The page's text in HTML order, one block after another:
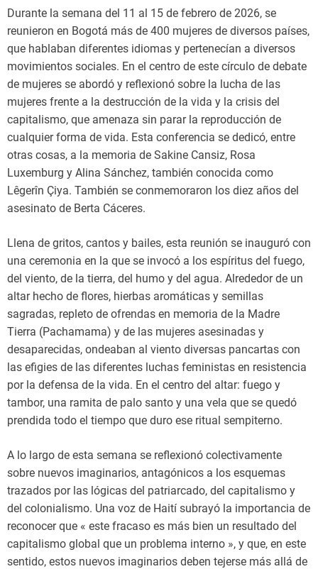
Durante la semana del 11 al 15 de febrero de 2026, se
reunieron en Bogotá más de 400 mujeres de diversos países,
que hablaban diferentes idiomas y pertenecían a diversos
movimientos sociales. En el centro de este círculo de debate
de mujeres se abordó y reflexionó sobre la lucha de las
mujeres frente a la destrucción de la vida y la crisis del
capitalismo, que amenaza sin parar la reproducción de
cualquier forma de vida. Esta conferencia se dedicó, entre
otras cosas, a la memoria de Sakine Cansiz, Rosa
Luxemburg y Alina Sánchez, también conocida como
Lêgerîn Çiya. También se conmemoraron los diez años del
asesinato de Berta Cáceres.
Llena de gritos, cantos y bailes, esta reunión se inauguró con
una ceremonia en la que se invocó a los espíritus del fuego,
del viento, de la tierra, del humo y del agua. Alrededor de un
altar hecho de flores, hierbas aromáticas y semillas
sagradas, repleto de ofrendas en memoria de la Madre
Tierra (Pachamama) y de las mujeres asesinadas y
desaparecidas, ondeaban al viento diversas pancartas con
las efigies de las diferentes luchas feministas en resistencia
por la defensa de la vida. En el centro del altar: fuego y
tambor, una ramita de palo santo y una vela que se quedó
prendida todo el tiempo que duro ese ritual sempiterno.
A lo largo de esta semana se reflexionó colectivamente
sobre nuevos imaginarios, antagónicos a los esquemas
trazados por las lógicas del patriarcado, del capitalismo y
del colonialismo. Una voz de Haití subrayó la importancia de
reconocer que « este fracaso es más bien un resultado del
capitalismo global que un problema interno », y que, en este
sentido, estos nuevos imaginarios deben tejerse más allá de